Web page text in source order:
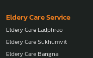
Eldery Care Service
Eldery Care Ladphrao
Eldery Care Sukhumvit
Eldery Care Bangna